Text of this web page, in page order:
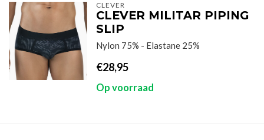
CLEVER
CLEVER MILITAR PIPING
SLIP
Nylon 75% - Elastane 25%
€28,95
Op voorraad